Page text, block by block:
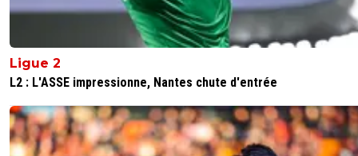
gerlandcity 07 août 2015 à 14:29 +0
Pcq ils ont 100Km de territoire devant l'Oural du
jo-c-v-ni 07 août 2015 à 13:40 +0
Ligue 2
L2 : L'ASSE impressionne, Nantes chute d'entrée